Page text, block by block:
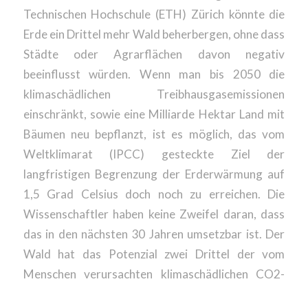
Technischen Hochschule (ETH) Zürich könnte die
Erde ein Drittel mehr Wald beherbergen, ohne dass
Städte oder Agrarflächen davon negativ
beeinflusst würden. Wenn man bis 2050 die
klimaschädlichen Treibhausgasemissionen
einschränkt, sowie eine Milliarde Hektar Land mit
Bäumen neu bepflanzt, ist es möglich, das vom
Weltklimarat (IPCC) gesteckte Ziel der
langfristigen Begrenzung der Erderwärmung auf
1,5 Grad Celsius doch noch zu erreichen. Die
Wissenschaftler haben keine Zweifel daran, dass
das in den nächsten 30 Jahren umsetzbar ist. Der
Wald hat das Potenzial zwei Drittel der vom
Menschen verursachten klimaschädlichen CO2-